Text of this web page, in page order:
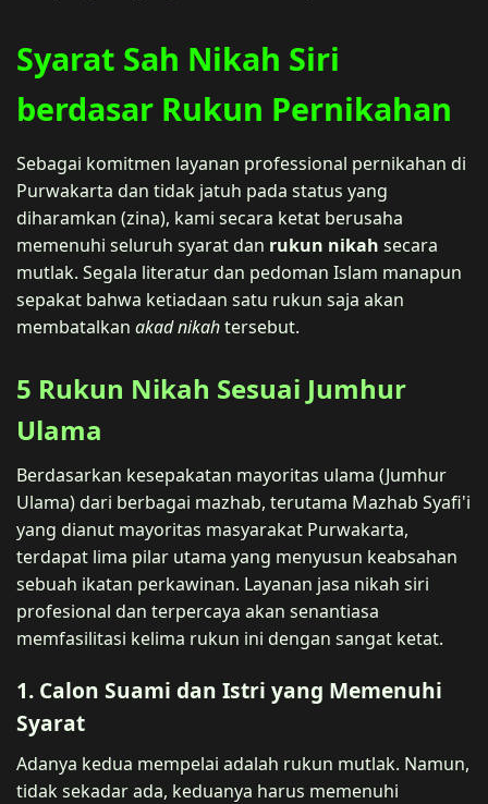
Syarat Sah Nikah Siri
berdasar Rukun Pernikahan
Sebagai komitmen layanan professional pernikahan di
Purwakarta dan tidak jatuh pada status yang
diharamkan (zina), kami secara ketat berusaha
memenuhi seluruh syarat dan rukun nikah secara
mutlak. Segala literatur dan pedoman Islam manapun
sepakat bahwa ketiadaan satu rukun saja akan
membatalkan akad nikahtersebut.
5 Rukun Nikah Sesuai Jumhur
Ulama
Berdasarkan kesepakatan mayoritas ulama (Jumhur
Ulama) dari berbagai mazhab, terutama Mazhab Syafi'i
yang dianut mayoritas masyarakat Purwakarta,
terdapat lima pilar utama yang menyusun keabsahan
sebuah ikatan perkawinan. Layanan jasa nikah siri
profesional dan terpercaya akan senantiasa
memfasilitasi kelima rukun ini dengan sangat ketat.
1. Calon Suami dan Istri yang Memenuhi
Syarat
Adanya kedua mempelai adalah rukun mutlak. Namun,
tidak sekadar ada, keduanya harus memenuhi